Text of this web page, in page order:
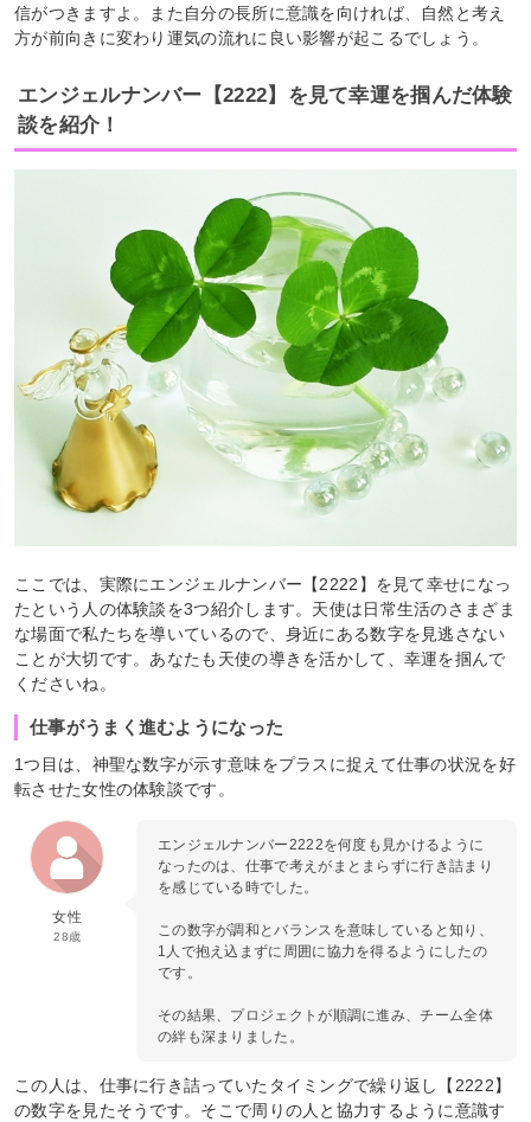
信がつきますよ。また自分の長所に意識を向ければ、自然と考え
方が前向きに変わり運気の流れに良い影響が起こるでしょう。
エンジェルナンバー【2222】を見て幸運を掴んだ体験
談を紹介！
ここでは、実際にエンジェルナンバー【2222】を見て幸せになっ
たという人の体験談を3つ紹介します。天使は日常生活のさまざま
な場面で私たちを導いているので、身近にある数字を見逃さない
ことが大切です。あなたも天使の導きを活かして、幸運を掴んで
くださいね。
仕事がうまく進むようになった
1つ目は、神聖な数字が示す意味をプラスに捉えて仕事の状況を好
転させた女性の体験談です。
女性
28歳
エンジェルナンバー2222を何度も見かけるように
なったのは、仕事で考えがまとまらずに行き詰まり
を感じている時でした。
この数字が調和とバランスを意味していると知り、
1人で抱え込まずに周囲に協力を得るようにしたの
です。
その結果、プロジェクトが順調に進み、チーム全体
の絆も深まりました。
この人は、仕事に行き詰っていたタイミングで繰り返し【2222】
の数字を見たそうです。そこで周りの人と協力するように意識す